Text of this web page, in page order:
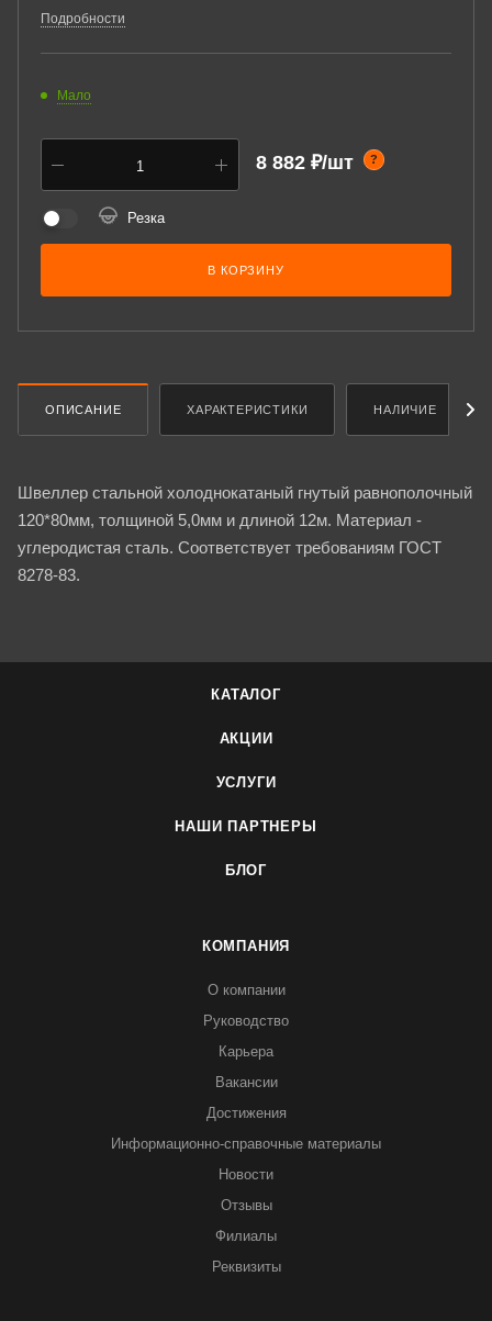
83.
Подробности
Мало
8 882 ₽/шт ?
Резка
В КОРЗИНУ
ОПИСАНИЕ ХАРАКТЕРИСТИКИ НАЛИЧИЕ
Швеллер стальной холоднокатаный гнутый равнополочный
120*80мм, толщиной 5,0мм и длиной 12м. Материал -
углеродистая сталь. Соответствует требованиям ГОСТ
8278-83.
КАТАЛОГ
АКЦИИ
УСЛУГИ
НАШИ ПАРТНЕРЫ
БЛОГ
КОМПАНИЯ
О компании
Руководство
Карьера
Вакансии
Достижения
Информационно-справочные материалы
Новости
Отзывы
Филиалы
Реквизиты